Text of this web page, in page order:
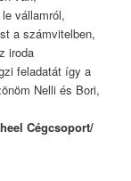
vállamról,
a számvitelben,
iroda
feladatát így a
Nelli és Bori,
Cégcsoport/